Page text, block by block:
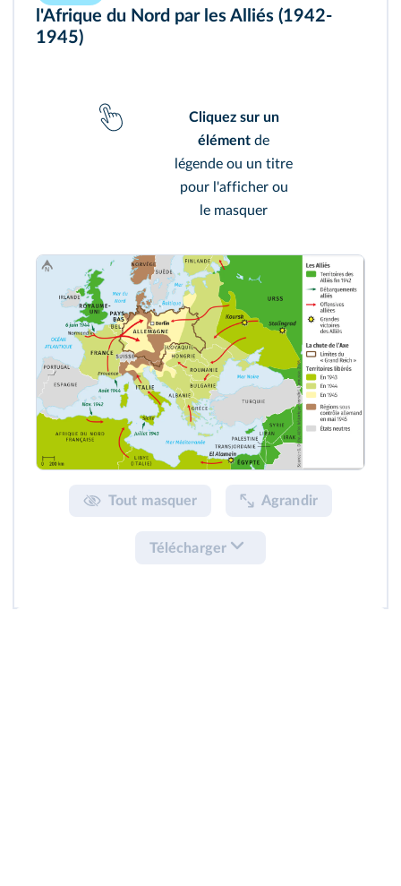
l'Afrique du Nord par les Alliés (1942-
1945)
Cliquez sur un
élément de
légende ou un titre
pour l'afficher ou
le masquer
Tout masquer Agrandir
Télécharger